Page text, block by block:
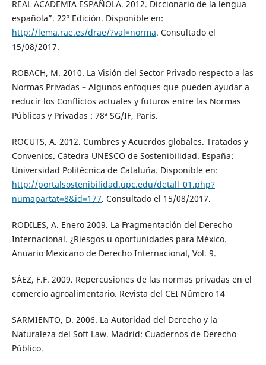
REAL ACADEMIA ESPAÑOLA. 2012. Diccionario de la lengua
española”. 22ª Edición. Disponible en:
http://lema.rae.es/drae/?val=norma. Consultado el
15/08/2017.
ROBACH, M. 2010. La Visión del Sector Privado respecto a las
Normas Privadas – Algunos enfoques que pueden ayudar a
reducir los Conflictos actuales y futuros entre las Normas
Públicas y Privadas : 78ª SG/IF, Paris.
ROCUTS, A. 2012. Cumbres y Acuerdos globales. Tratados y
Convenios. Cátedra UNESCO de Sostenibilidad. España:
Universidad Politécnica de Cataluña. Disponible en:
http://portalsostenibilidad.upc.edu/detall_01.php?
numapartat=8&id=177. Consultado el 15/08/2017.
RODILES, A. Enero 2009. La Fragmentación del Derecho
Internacional. ¿Riesgos u oportunidades para México.
Anuario Mexicano de Derecho Internacional, Vol. 9.
SÁEZ, F.F. 2009. Repercusiones de las normas privadas en el
comercio agroalimentario. Revista del CEI Número 14
SARMIENTO, D. 2006. La Autoridad del Derecho y la
Naturaleza del Soft Law. Madrid: Cuadernos de Derecho
Público.